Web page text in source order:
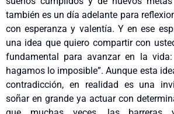
también es un día adelante para
con esperanza y valentía. Y en ese
una idea que quiero compartir con
fundamental para avanzar en la vida:
hagamos lo imposible”. Aunque esta
contradicción, en realidad es una
soñar en grande ya actuar con